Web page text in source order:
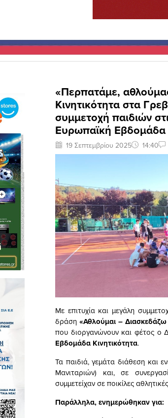
«Περπατάμε,
Κινητικότητα στα
συμμετοχή παιδιών
Ευρωπαϊκή Εβδομάδα
19 Σεπτεμβρίου 2025 14:40
Με επιτυχία και μεγάλη
δράση «Αθλούμαι –
που διοργανώνουν και φέτος ο
Εβδομάδα Κινητικότητα.
Τα παιδιά, γεμάτα διάθεση και
Μανιταριών) και, σε
συμμετείχαν σε ποικίλες
Παράλληλα, ενημερώθηκαν για: